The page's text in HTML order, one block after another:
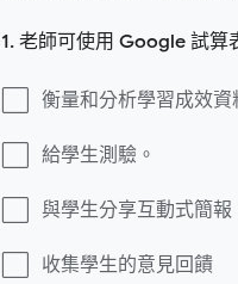
1. 老師可使用 Google 試算
衡量和分析學習成效資
給學生測驗。
與學生分享互動式簡報
收集學生的意見回饋